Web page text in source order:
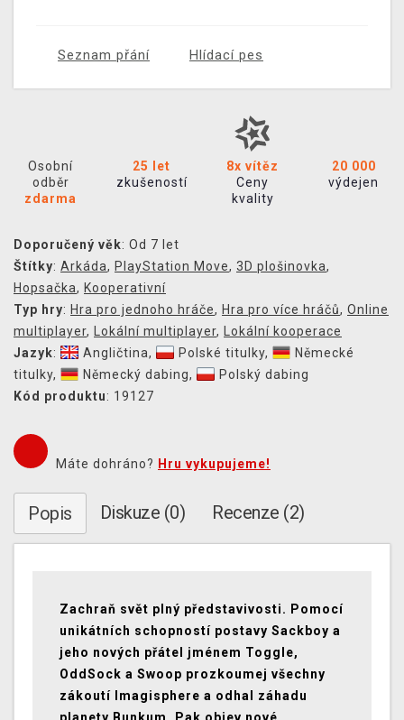
Seznam přání Hlídací pes
Osobní
odběr
zdarma
25 let
zkušeností
8x vítěz
Ceny
kvality
20 000
výdejen
Doporučený věk: Od 7 let
Štítky: Arkáda, PlayStation Move, 3D plošinovka,
Hopsačka, Kooperativní
Typ hry: Hra pro jednoho hráče, Hra pro více hráčů, Online
multiplayer, Lokální multiplayer, Lokální kooperace
Jazyk: Angličtina, Polské titulky,
Německé
titulky, Německý dabing,
Polský dabing
Kód produktu: 19127
Máte dohráno? Hru vykupujeme!
Popis Diskuze (0) Recenze (2)
Zachraň svět plný představivosti. Pomocí
unikátních schopností postavy Sackboy a
jeho nových přátel jménem Toggle,
OddSock a Swoop prozkoumej všechny
zákoutí Imagisphere a odhal záhadu